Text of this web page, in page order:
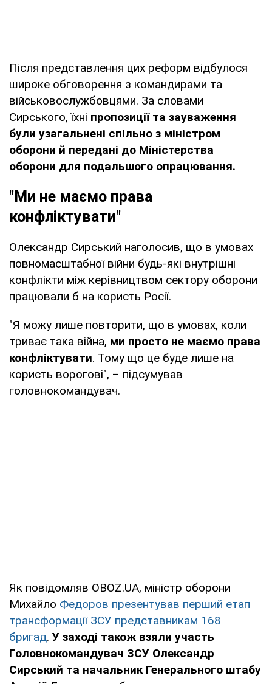
Після представлення цих реформ відбулося
широке обговорення з командирами та
військовослужбовцями. За словами
Сирського, їхні пропозиції та зауваження
були узагальнені спільно з міністром
оборони й передані до Міністерства
оборони для подальшого опрацювання.
"Ми не маємо права
конфліктувати"
Олександр Сирський наголосив, що в умовах
повномасштабної війни будь-які внутрішні
конфлікти між керівництвом сектору оборони
працювали б на користь Росії.
"Я можу лише повторити, що в умовах, коли
триває така війна, ми просто не маємо права
конфліктувати. Тому що це буде лише на
користь ворогові", – підсумував
головнокомандувач.
Як повідомляв OBOZ.UA, міністр оборони
Михайло Федоров презентував перший етап
трансформації ЗСУ представникам 168
бригад. У заході також взяли участь
Головнокомандувач ЗСУ Олександр
Сирський та начальник Генерального штабу